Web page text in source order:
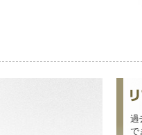
過
で